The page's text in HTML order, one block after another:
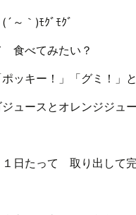
～｀)ﾓｸﾞﾓｸﾞ
食べてみたい？
ッキー！」「グミ！」
ースとオレンジジュ
日たって 取り出して